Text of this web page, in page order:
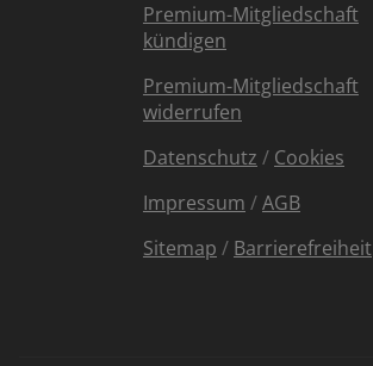
Premium-Mitgliedschaft
kündigen
Premium-Mitgliedschaft
widerrufen
Datenschutz / Cookies
Impressum /AGB
Sitemap / Barrierefreiheit